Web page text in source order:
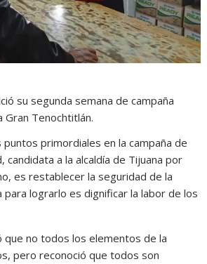
su segunda semana de campaña
Gran Tenochtitlán.
puntos primordiales en la campaña de
candidata a la alcaldía de Tijuana por
es restablecer la seguridad de la
para lograrlo es dignificar la labor de los
que no todos los elementos de la
pero reconoció que todos son